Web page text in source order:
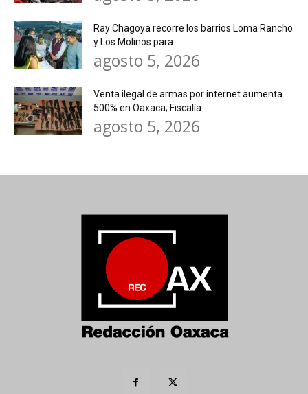
Ray Chagoya recorre los barrios Loma Rancho
y Los Molinos para...
agosto 5, 2026
Venta ilegal de armas por internet aumenta
500% en Oaxaca; Fiscalía...
agosto 5, 2026